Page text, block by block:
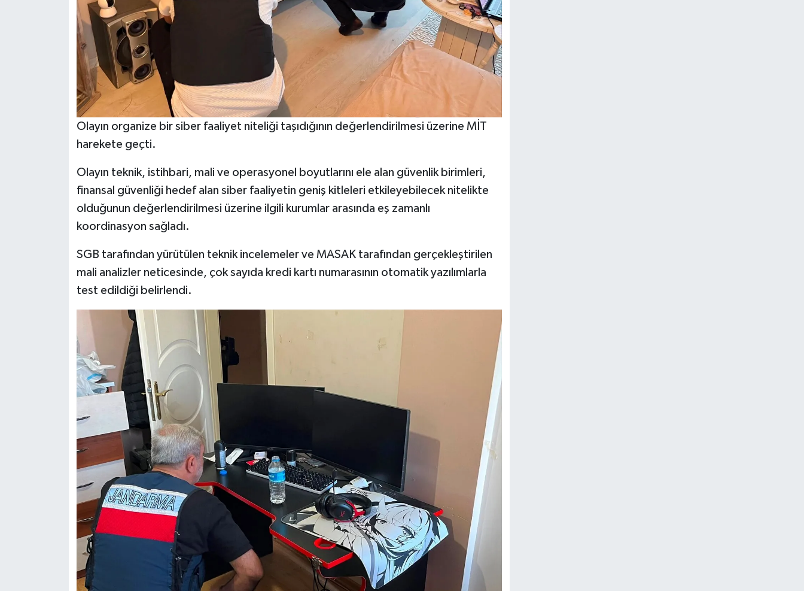
Olayın organize bir siber faaliyet niteliği taşıdığının değerlendirilmesi üzerine MİT
harekete geçti.
Olayın teknik, istihbari, mali ve operasyonel boyutlarını ele alan güvenlik birimleri,
finansal güvenliği hedef alan siber faaliyetin geniş kitleleri etkileyebilecek nitelikte
olduğunun değerlendirilmesi üzerine ilgili kurumlar arasında eş zamanlı
koordinasyon sağladı.
SGB tarafından yürütülen teknik incelemeler ve MASAK tarafından gerçekleştirilen
mali analizler neticesinde, çok sayıda kredi kartı numarasının otomatik yazılımlarla
test edildiği belirlendi.